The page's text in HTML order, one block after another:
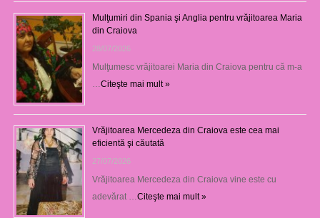
Mulţumiri din Spania şi Anglia pentru vrăjitoarea Maria
din Craiova
28/07/2026
Mulţumesc vrăjitoarei Maria din Craiova pentru că m-a
Citeşte mai mult »
Vrăjitoarea Mercedeza din Craiova este cea mai
eficientă şi căutată
27/07/2026
Vrăjitoarea Mercedeza din Craiova vine este cu
adevărat … Citeşte mai mult »